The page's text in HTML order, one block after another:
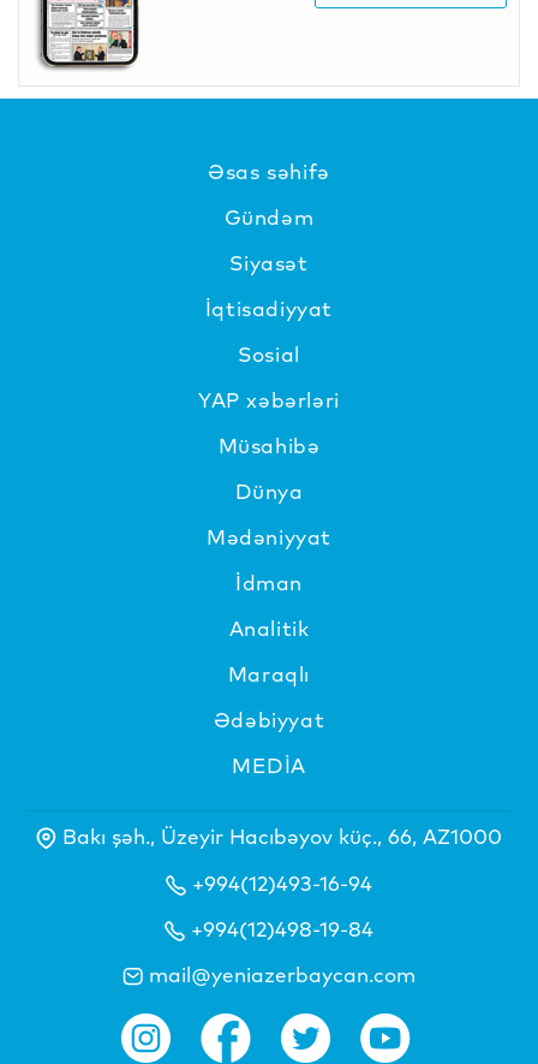
Əsas səhifə
Gündəm
Siyasət
İqtisadiyyat
Sosial
YAP xəbərləri
Müsahibə
Dünya
Mədəniyyat
İdman
Analitik
Maraqlı
Ədəbiyyat
MEDİA
Bakı şəh., Üzeyir Hacıbəyov küç., 66, AZ1000
+994(12)493-16-94
+994(12)498-19-84
mail@yeniazerbaycan.com